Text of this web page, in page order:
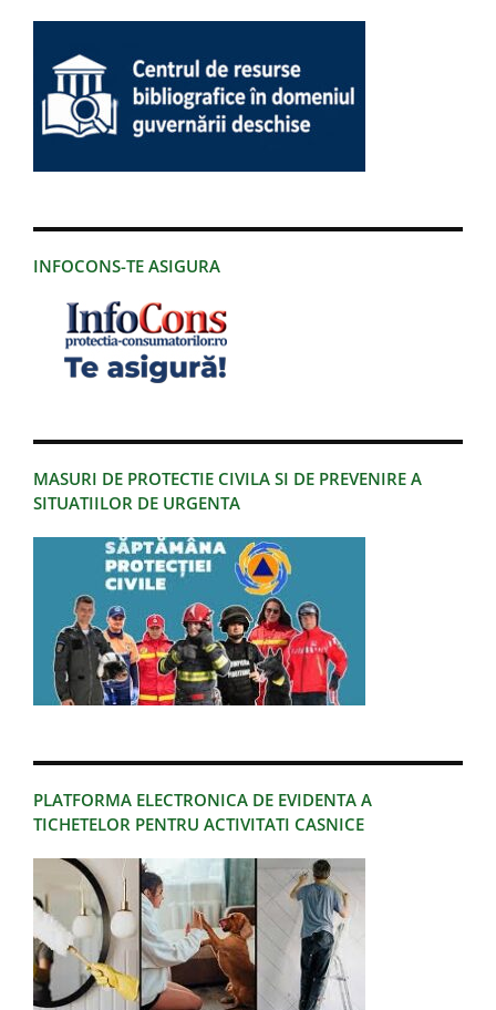
INFOCONS-TE ASIGURA
MASURI DE PROTECTIE CIVILA SI DE PREVENIRE A
SITUATIILOR DE URGENTA
PLATFORMA ELECTRONICA DE EVIDENTA A
TICHETELOR PENTRU ACTIVITATI CASNICE